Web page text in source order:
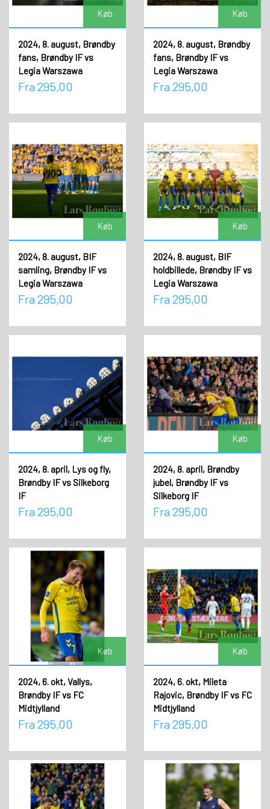
Køb
2024, 8. august, Brøndby
fans, Brøndby IF vs
Legia Warszawa
Fra 295,00
Køb
2024, 8. august, Brøndby
fans, Brøndby IF vs
Legia Warszawa
Fra 295,00
Køb
2024, 8. august, BIF
samling, Brøndby IF vs
Legia Warszawa
Fra 295,00
Køb
2024, 8. august, BIF
holdbillede, Brøndby IF vs
Legia Warszawa
Fra 295,00
Køb
2024, 8. april, Lys og fly,
Brøndby IF vs Silkeborg
IF
Fra 295,00
Køb
2024, 8. april, Brøndby
jubel, Brøndby IF vs
Silkeborg IF
Fra 295,00
Køb
2024, 6. okt, Vallys,
Brøndby IF vs FC
Midtjylland
Fra 295,00
Køb
2024, 6. okt, Mileta
Rajovic, Brøndby IF vs FC
Midtjylland
Fra 295,00